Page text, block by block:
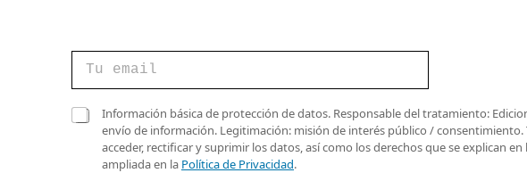
l
r
r
e
C
Información básica de protección de datos. Responsable del tratamiento:
envío de información. Legitimación: misión de interés público / consentimiento.
acceder, rectificar y suprimir los datos, así como los derechos que se explican
ampliada en la Política de Privacidad.